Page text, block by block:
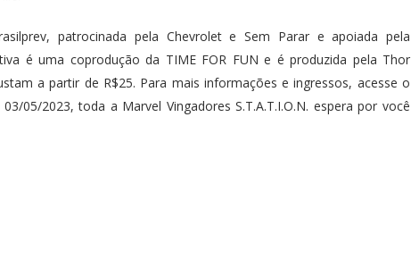
patrocinada pela Chevrolet e Sem Parar e apoiada pela
é uma coprodução da TIME FOR FUN e é produzida pela Thor
a partir de R$25. Para mais informações e ingressos, acesse o
05/2023, toda a Marvel Vingadores S.T.A.T.I.O.N. espera por você